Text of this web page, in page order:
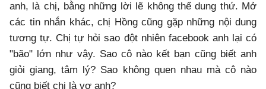
anh, là chị, bằng những lời lẽ không thể dung thứ. Mở
các tin nhắn khác, chị Hồng cũng gặp những nội dung
tương tự. Chị tự hỏi sao đột nhiên facebook anh lại có
"bão" lớn như vậy. Sao cô nào kết bạn cũng biết anh
giỏi giang, tâm lý? Sao không quen nhau mà cô nào
cũng biết chị là vợ anh?